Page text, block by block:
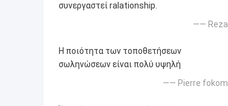
συνεργαστεί ralationship.
—— Reza
Η ποιότητα των τοποθετήσεων
σωληνώσεων είναι πολύ υψηλή
—— Pierre fokom